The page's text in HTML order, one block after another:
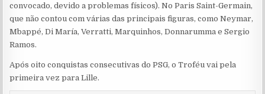
convocado, devido a problemas físicos). No Paris Saint-Germain,
que não contou com várias das principais figuras, como Neymar,
Mbappé, Di María, Verratti, Marquinhos, Donnarumma e Sergio
Ramos.
Após oito conquistas consecutivas do PSG, o Troféu vai pela
primeira vez para Lille.